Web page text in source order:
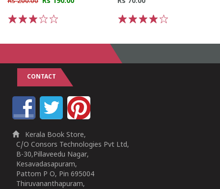
CONTACT
Kerala Book Store,
C/O Consors Technologies Pvt Ltd,
B-30,Pillaveedu Nagar,
Kesavadasapuram,
Pattom P O, Pin 695004
Thiruvananthapuram,